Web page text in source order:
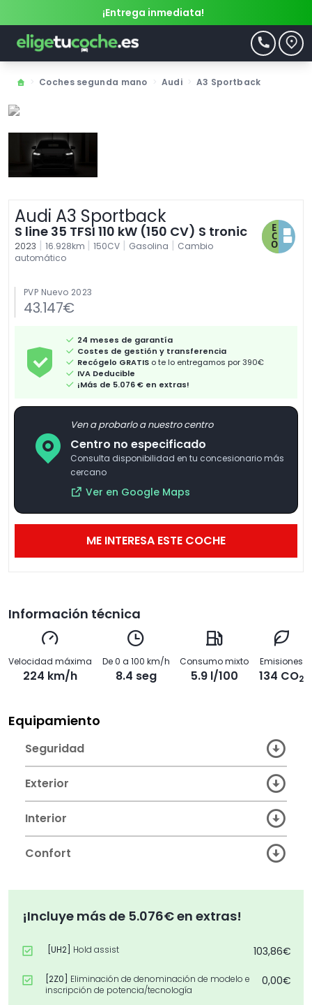
¡Entrega inmediata!
Coches segunda mano Audi A3 Sportback
Audi A3 Sportback
S line 35 TFSI 110 kW (150 CV) S tronic
2023 | 16.928km | 150CV | Gasolina | Cambio
automático
PVP Nuevo 2023
43.147€
24 meses de garantía
Costes de gestión y transferencia
Recógelo GRATIS o te lo entregamos por 390€
IVA Deducible
¡Más de 5.076 € en extras!
Ven a probarlo a nuestro centro
Centro no especificado
Consulta disponibilidad en tu concesionario más
cercano
Ver en Google Maps
ME INTERESA ESTE COCHE
Información técnica
Velocidad máxima
224 km/h
De 0 a 100 km/h
8.4 seg
Consumo mixto
5.9 l/100
Emisiones
134 CO2
Equipamiento
Seguridad
Exterior
Interior
Confort
¡Incluye más de 5.076€ en extras!
[UH2] Hold assist 103,86€
[2Z0]
Eliminación de denominación de modelo e
inscripción de potencia/tecnología
0,00€